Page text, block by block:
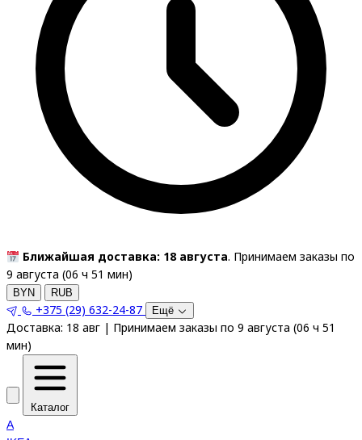
Ближайшая доставка: 18 августа. Принимаем заказы по
9 августа (06 ч 50 мин)
BYN RUB
+375 (29) 632-24-87 Ещё
Доставка: 18 авг | Принимаем заказы по 9 августа (06 ч 50
мин)
Каталог
A